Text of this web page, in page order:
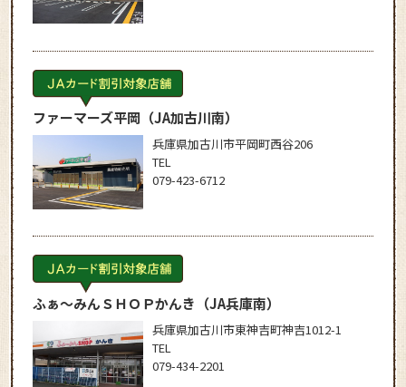
ファーマーズ平岡 （JA加古川南）
兵庫県加古川市平岡町西谷206
TEL
079-423-6712
ふぁ～みんＳＨＯＰかんき （JA兵庫南）
兵庫県加古川市東神吉町神吉1012-1
TEL
079-434-2201